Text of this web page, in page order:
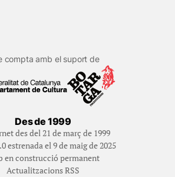
compta amb el suport de
Des de 1999
des del 21 de març de 1999
estrenada el 9 de maig de 2025
en construcció permanent
Actualitzacions RSS